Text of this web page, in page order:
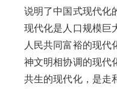
说明了中国式现代化
现代化是人口规模巨
人民共同富裕的现代
神文明相协调的现代
共生的现代化，是走